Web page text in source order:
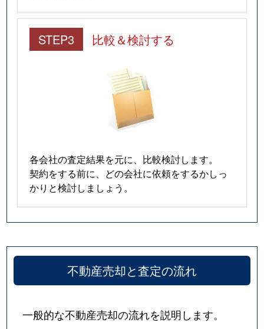
STEP3 比較＆検討する
各会社の査定結果を元に、比較検討します。
契約をする前に、どの会社に依頼をするかしっ
かりと検討しましょう。
不動産売却と査定の流れ
一般的な不動産売却の流れを説明します。